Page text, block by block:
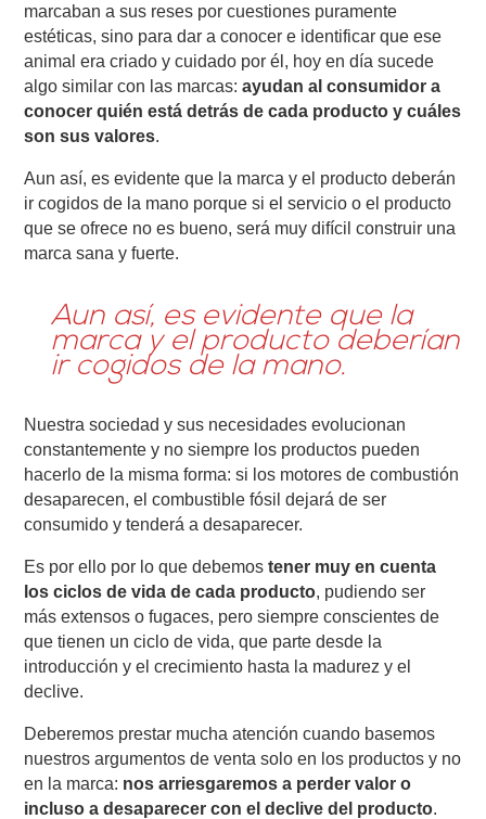
marcaban a sus reses por cuestiones puramente
estéticas, sino para dar a conocer e identificar que ese
animal era criado y cuidado por él, hoy en día sucede
algo similar con las marcas:ayudan al consumidor a
conocer quién está detrás de cada producto y cuáles
son sus valores.
Aun así, es evidente que la marca y el producto deberán
ir cogidos de la mano porque si el servicio o el producto
que se ofrece no es bueno, será muy difícil construir una
marca sana y fuerte.
Aun así, es evidente que la
marca y el producto deberían
ir cogidos de la mano.
Nuestra sociedad y sus necesidades evolucionan
constantemente y no siempre los productos pueden
hacerlo de la misma forma: si los motores de combustión
desaparecen, el combustible fósil dejará de ser
consumido y tenderá a desaparecer.
Es por ello por lo que debemostener muy en cuenta
los ciclos de vida de cada producto, pudiendo ser
más extensos o fugaces, pero siempre conscientes de
que tienen un ciclo de vida, que parte desde la
introducción y el crecimiento hasta la madurez y el
declive.
Deberemos prestar mucha atención cuando basemos
nuestros argumentos de venta solo en los productos y no
en la marca: nos arriesgaremos a perder valor o
incluso a desaparecer con el declive del producto.